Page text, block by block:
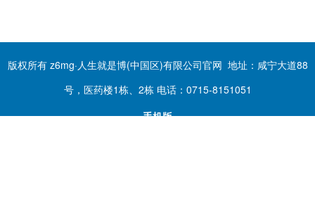
版权所有 z6mg·人生就是博(中国区)有限公司官网 地址：咸宁大道88
号，医药楼1栋、2栋 电话：0715-8151051
手机版